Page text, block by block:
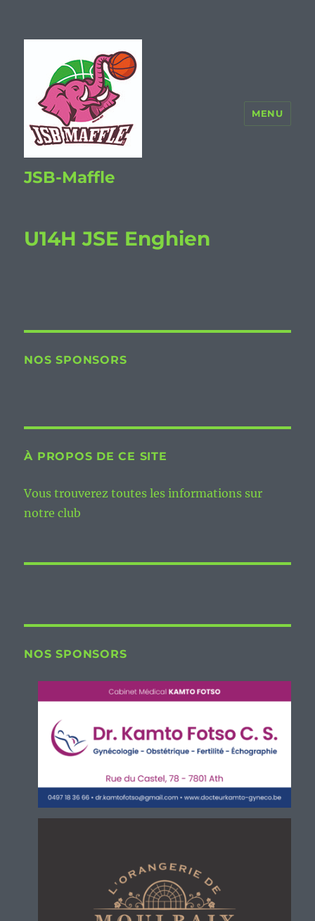
JSB-Maffle
MENU
U14H JSE Enghien
NOS SPONSORS
À PROPOS DE CE SITE
Vous trouverez toutes les informations sur
notre club
NOS SPONSORS